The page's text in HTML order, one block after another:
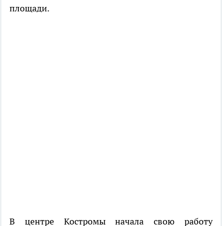
площади.
В центре Костромы начала свою работу